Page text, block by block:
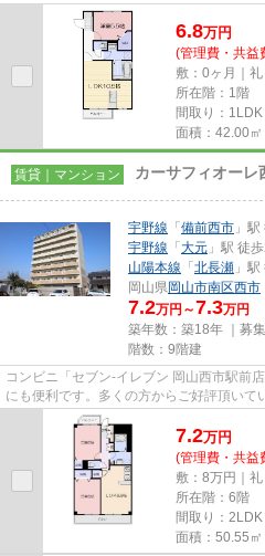
力のアパートはこちらです。岡...
6.8万円
(管理費・共益
敷：0ヶ月｜
所在階：1階
間取り：1LDK
面積：42.00㎡
賃貸｜マンション カーサフィオーレ
宇野線 「 備前西市 」
宇野線 「 大元 」駅 徒
山陽本線 「 北長瀬 」
岡山県岡山市南区西市
7.2万円～7.3万円
築年数：築18年 ｜募集
階数：9階建
コンビニ「セブン‐イレブン 岡山西市駅前
にも便利です。多くの方からご好評頂いて
介です。築10年のマンション...
7.2万円
(管理費・共益
敷：8万円｜礼
所在階：6階
間取り：2LDK
面積：50.55㎡